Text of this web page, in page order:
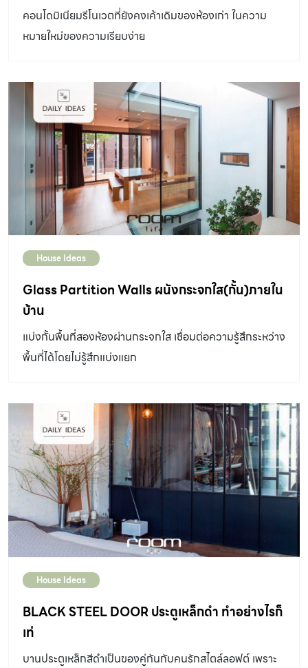
คอนโดมิเนียมรีโนเวตที่ยังคงเค้าเดิมของห้องเก่า ในความ
หมายใหม่ของความเรียบง่าย
House Ideas
Glass Partition Walls ผนังกระจกใส(กั้น)ภายใน
บ้าน
แบ่งกั้นพื้นที่สองห้องผ่านกระจกใส เชื่อมต่อความรู้สึกระหว่าง
พื้นที่ได้โดยไม่รู้สึกแบ่งแยก
House Ideas
BLACK STEEL DOOR ประตูเหล็กดำ ทำอย่างไรก็
เท่
บานประตูเหล็กสีดำเป็นของคู่กันกับคนรักสไตล์ลอฟต์ เพราะ